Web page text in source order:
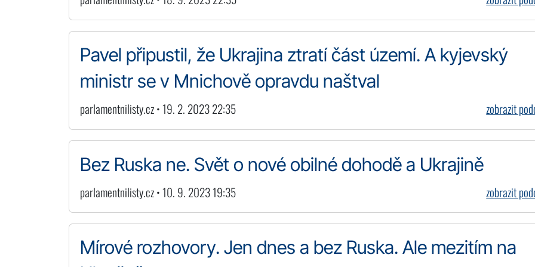
Pavel připustil, že Ukrajina ztratí část území. A kyjevský
ministr se v Mnichově opravdu naštval
parlamentnilisty.cz • 19. 2. 2023 22:35 zobrazit
Bez Ruska ne. Svět o nové obilné dohodě a Ukrajině
parlamentnilisty.cz • 10. 9. 2023 19:35 zobrazit
Mírové rozhovory. Jen dnes a bez Ruska. Ale mezitím na